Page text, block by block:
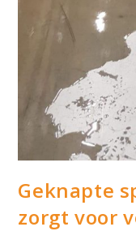
Geknapte
zorgt voor